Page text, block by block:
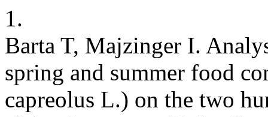
1.
Barta T, Majzinger I.
spring and summer food
capreolus L.) on the two